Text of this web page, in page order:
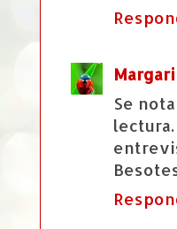
Margari
Se